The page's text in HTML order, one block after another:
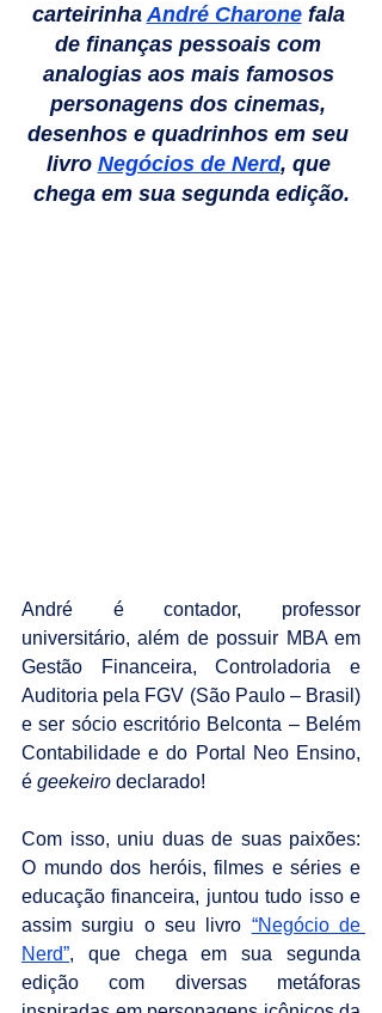
carteirinha André Charone fala
de finanças pessoais com
analogias aos mais famosos
personagens dos cinemas,
desenhos e quadrinhos em seu
livro Negócios de Nerd, que
chega em sua segunda edição.
André é contador, professor
universitário, além de possuir MBA em
Gestão Financeira, Controladoria e
Auditoria pela FGV (São Paulo – Brasil)
e ser sócio escritório Belconta – Belém
Contabilidade e do Portal Neo Ensino,
é geekeiro declarado!
Com isso, uniu duas de suas paixões:
O mundo dos heróis, filmes e séries e
educação financeira, juntou tudo isso e
assim surgiu o seu livro “Negócio de
Nerd”, que chega em sua segunda
edição com diversas metáforas